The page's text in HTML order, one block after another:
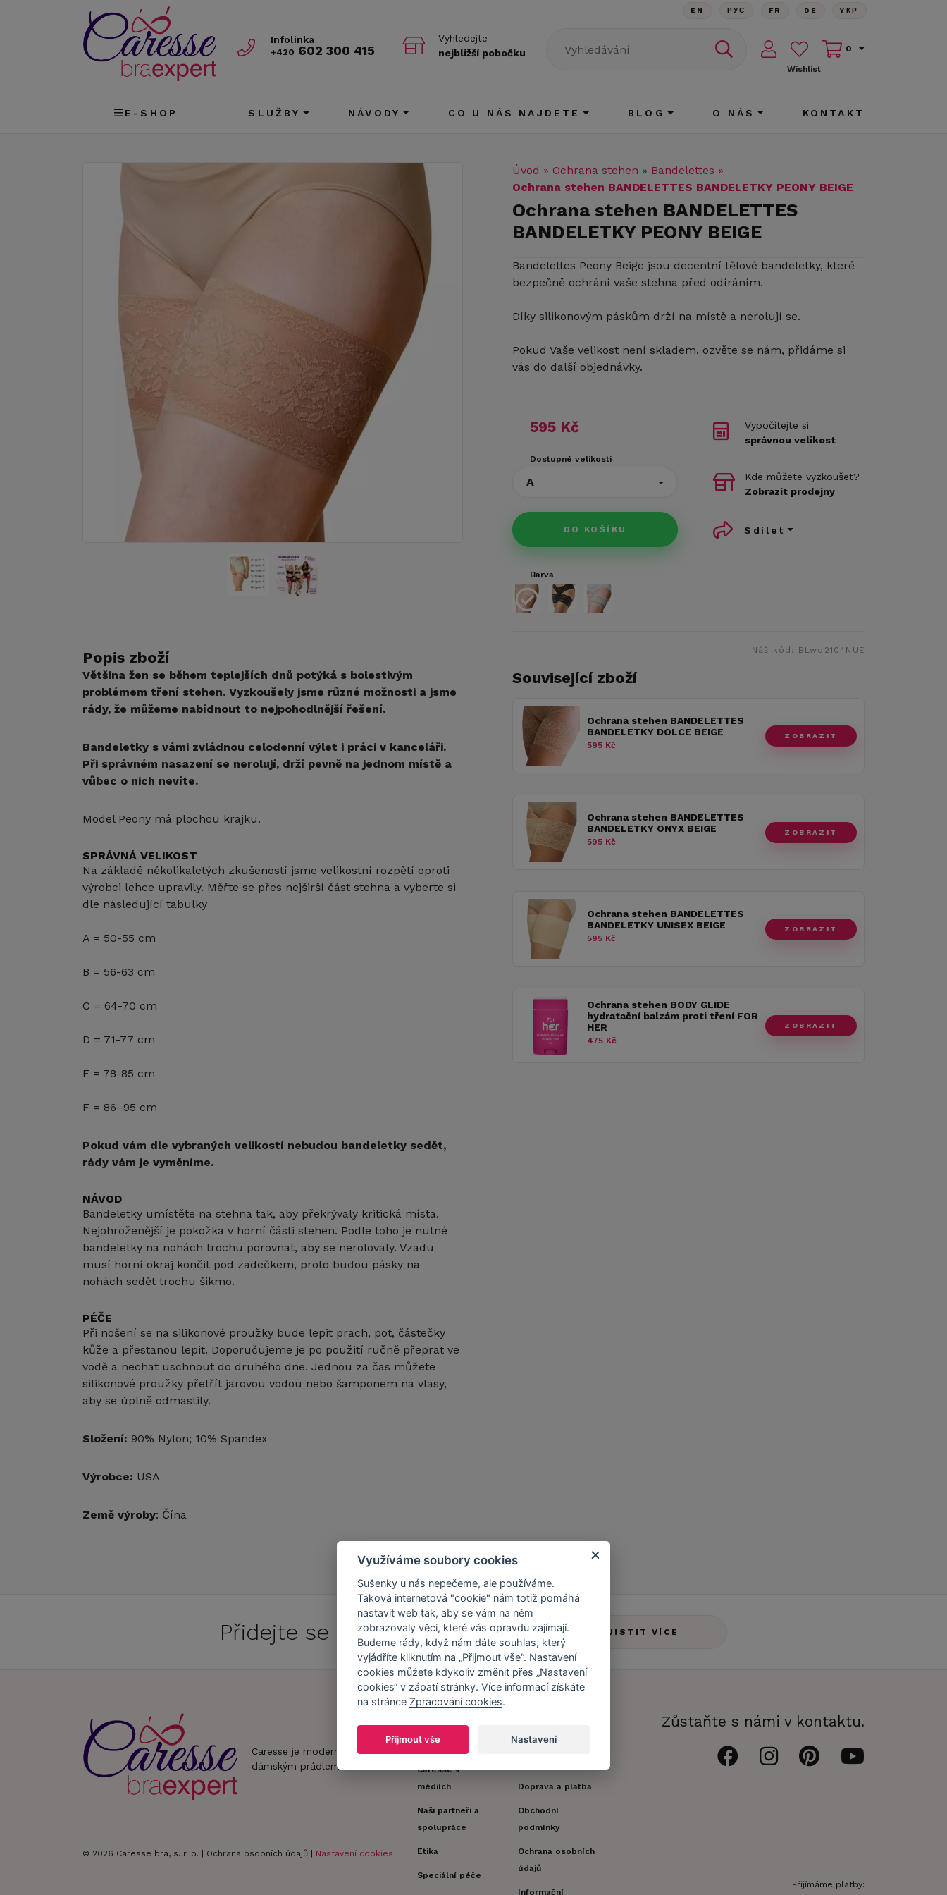
Infolinka
+420 602 300 415
Vyhledejte
nejbližší pobočku
EN РУС FR DE YКР
Wishlist
0
E-SHOP SLUŽBY NÁVODY CO U NÁS NAJDETE BLOG O NÁS KONTAKT
Popis zboží
Většina žen se během teplejších dnů potýká s bolestivým
problémem tření stehen. Vyzkoušely jsme různé možnosti a jsme
rády, že můžeme nabídnout to nejpohodlnější řešení.
Bandeletky s vámi zvládnou celodenní výlet i práci v kanceláři.
Při správném nasazení se nerolují, drží pevně na jednom místě a
vůbec o nich nevíte.
Model Peony má plochou krajku.
SPRÁVNÁ VELIKOST
Na základě několikaletých zkušeností jsme velikostní rozpětí oproti
výrobci lehce upravily. Měřte se přes nejširší část stehna a vyberte si
dle následující tabulky
A = 50-55 cm
B = 56-63 cm
C = 64-70 cm
D = 71-77 cm
E = 78-85 cm
F = 86–95 cm
Pokud vám dle vybraných velikostí nebudou bandeletky sedět,
rády vám je vyměníme.
NÁVOD
Bandeletky umístěte na stehna tak, aby překrývaly kritická místa.
Nejohroženější je pokožka v horní části stehen. Podle toho je nutné
bandeletky na nohách trochu porovnat, aby se nerolovaly. Vzadu
musí horní okraj končit pod zadečkem, proto budou pásky na
nohách sedět trochu šikmo.
PÉČE
Při nošení se na silikonové proužky bude lepit prach, pot, částečky
kůže a přestanou lepit. Doporučujeme je po použití ručně přeprat ve
vodě a nechat uschnout do druhého dne. Jednou za čas můžete
silikonové proužky přetřít jarovou vodou nebo šamponem na vlasy,
aby se úplně odmastily.
Složení: 90% Nylon; 10% Spandex
Výrobce: USA
Země výroby: Čína
Úvod » Ochrana stehen » Bandelettes »
Ochrana stehen BANDELETTES BANDELETKY PEONY BEIGE
Ochrana stehen BANDELETTES
BANDELETKY PEONY BEIGE
Bandelettes Peony Beige jsou decentní tělové bandeletky, které
bezpečně ochrání vaše stehna před odíráním.
Díky silikonovým páskům drží na místě a nerolují se.
Pokud Vaše velikost není skladem, ozvěte se nám, přidáme si
vás do další objednávky.
595 Kč
Dostupné velikosti
A
DO KOŠÍKU
Vypočítejte si
správnou velikost
Kde můžete vyzkoušet?
Zobrazit prodejny
Sdílet
Barva
Náš kód: BLwo2104NUE
Související zboží
Ochrana stehen BANDELETTES
BANDELETKY DOLCE BEIGE
595 Kč
ZOBRAZIT
Ochrana stehen BANDELETTES
BANDELETKY ONYX BEIGE
595 Kč
ZOBRAZIT
Ochrana stehen BANDELETTES
BANDELETKY UNISEX BEIGE
595 Kč
ZOBRAZIT
Ochrana stehen BODY GLIDE
hydratační balzám proti tření FOR
HER
475 Kč
ZOBRAZIT
Přidejte se doCaresse Clubu! ZJISTIT VÍCE
Caresse je moderní obchod s
dámským prádlem.
© 2026 Caresse bra, s. r. o. | Ochrana osobních údajů Nastavení cookies
Náš tým
Caresse v
médiích
Naši partneři a
spolupráce
Etika
Speciální péče
Registrace
Doprava a platba
Obchodní
podmínky
Ochrana osobních
údajů
Informační
Zůstaňte s námi v kontaktu.
Přijímáme platby:
Využíváme soubory cookies
Sušenky u nás nepečeme, ale používáme.
Taková internetová "cookie" nám totiž pomáhá
nastavit web tak, aby se vám na něm
zobrazovaly věci, které vás opravdu zajímají.
Budeme rády, když nám dáte souhlas, který
vyjádříte kliknutím na „Přijmout vše“. Nastavení
cookies můžete kdykoliv změnit přes „Nastavení
cookies“ v zápatí stránky. Více informací získáte
na stránce Zpracování cookies.
Přijmout vše Nastavení